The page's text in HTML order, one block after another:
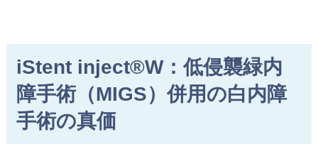
iStent inject®W：低侵襲緑内
障手術（MIGS）併用の白内障
手術の真価